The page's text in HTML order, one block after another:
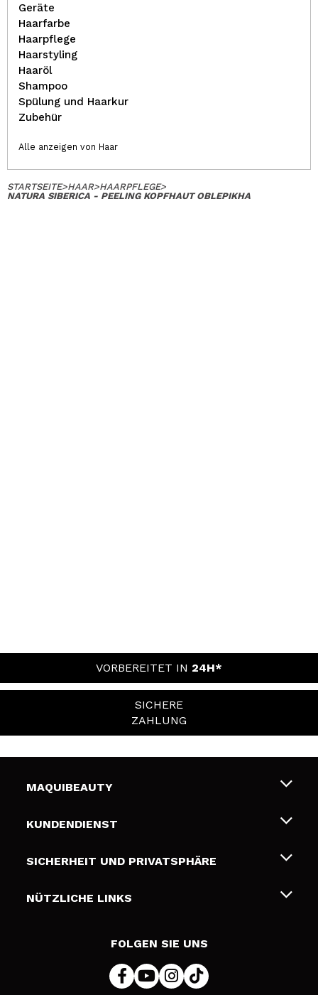
Geräte
Haarfarbe
Haarpflege
Haarstyling
Haaröl
Shampoo
Spülung und Haarkur
Zubehür
Alle anzeigen von Haar
STARTSEITE>HAAR>HAARPFLEGE>
NATURA SIBERICA - PEELING KOPFHAUT OBLEPIKHA
VORBEREITET IN 24H*
SICHERE
ZAHLUNG
MAQUIBEAUTY
Über uns
Geschenkkarten
KUNDENDIENST
Liefer- und Versandkosten
Zahlung
SICHERHEIT UND PRIVATSPHÄRE
Bedingungen und Datenschutz
NÜTZLICHE LINKS
FOLGEN SIE UNS